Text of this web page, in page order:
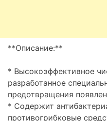
**Описание:**
* Высокоэффективное
разработанное
предотвращения
* Содержит
противогрибковые